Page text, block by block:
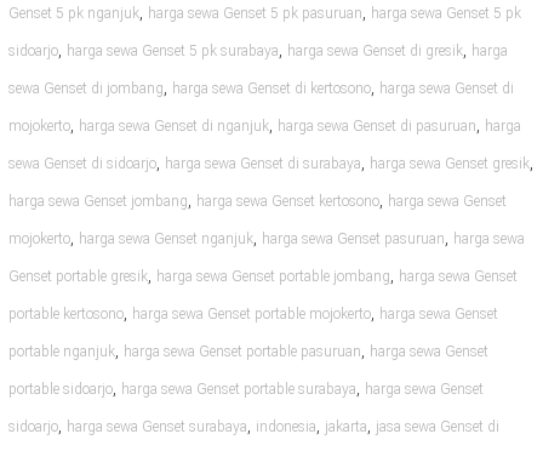
Genset 5 pk nganjuk, harga sewa Genset 5 pk pasuruan, harga sewa Genset 5 pk
sidoarjo, harga sewa Genset 5 pk surabaya, harga sewa Genset di gresik, harga
sewa Genset di jombang, harga sewa Genset di kertosono, harga sewa Genset di
mojokerto, harga sewa Genset di nganjuk, harga sewa Genset di pasuruan, harga
sewa Genset di sidoarjo, harga sewa Genset di surabaya, harga sewa Genset gresik,
harga sewa Genset jombang, harga sewa Genset kertosono, harga sewa Genset
mojokerto, harga sewa Genset nganjuk, harga sewa Genset pasuruan, harga sewa
Genset portable gresik, harga sewa Genset portable jombang, harga sewa Genset
portable kertosono, harga sewa Genset portable mojokerto, harga sewa Genset
portable nganjuk, harga sewa Genset portable pasuruan, harga sewa Genset
portable sidoarjo, harga sewa Genset portable surabaya, harga sewa Genset
sidoarjo, harga sewa Genset surabaya, indonesia, jakarta, jasa sewa Genset di